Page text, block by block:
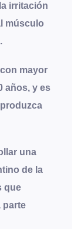
irritación
músculo
mayor
años, y es
una
de la
que
parte